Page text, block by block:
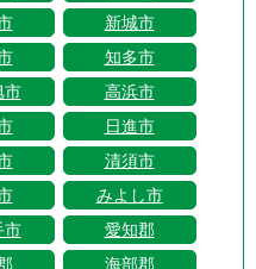
新城市
知多市
市
高浜市
日進市
清須市
みよし市
市
愛知郡
海部郡